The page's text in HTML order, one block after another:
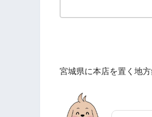
宮城県に本店を置く地